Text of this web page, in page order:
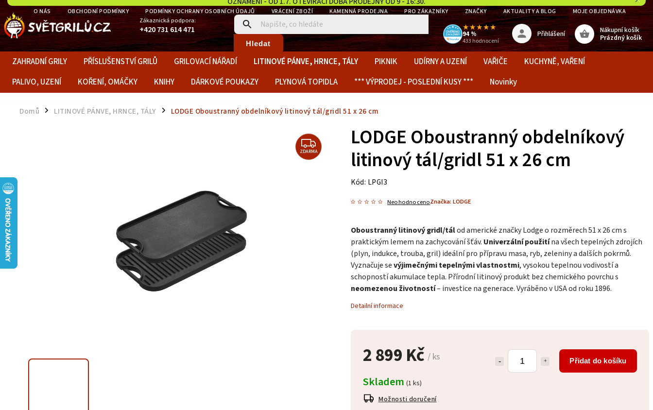
O NÁS OBCHODNÍ PODMÍNKY PODMÍNKY OCHRANY OSOBNÍCH ÚDAJŮ VRÁCENÍ ZBOŽÍ KAMENNÁ PRODEJNA PRO ZÁKAZNÍKY ZNAČKY AKTUALITY A BLOG MOJE OBJEDNÁVKA
Zákaznická podpora:
+420 731 614 471
Hledat
★★★★★
94 %
433 hodnocení
Nákupní košík
Prázdný košík
Přihlášení
ZAHRADNÍ GRILY PŘÍSLUŠENSTVÍ GRILŮ GRILOVACÍ NÁŘADÍ LITINOVÉ PÁNVE, HRNCE, TÁLY PIKNIK UDÍRNY A UZENÍ VAŘIČE
KUCHYNĚ, VAŘENÍ
PALIVO, UZENÍ
KOŘENÍ, OMÁČKY KNIHY DÁRKOVÉ POUKAZY PLYNOVÁ TOPIDLA *** VÝPRODEJ - POSLEDNÍ KUSY *** Novinky
Domů / LITINOVÉ PÁNVE, HRNCE, TÁLY / LODGE Oboustranný obdelníkový litinový tál/gridl 51 x 26 cm
ZDARMA
2 899 Kč/ ks Přidat do košíku
Skladem (1 ks)
Možnosti doručení
LODGE Oboustranný obdelníkový
litinový tál/gridl 51 x 26 cm
Kód: LPGI3
NeohodnocenoZnačka:LODGE
Oboustranný litinový gridl/tálod americké značky Lodge o rozměrech 51 x 26 cm s
praktickým lemem na zachycování šťáv. Univerzální použitína všech tepelných zdrojích
(plyn, indukce, trouba, gril) ideální pro přípravu masa, ryb, zeleniny a dalších pokrmů.
Vyznačuje sevýjimečnými tepelnými vlastnostmi, vysokou tepelnou vodivostí a
schopností akumulace tepla. Přírodní litinový produkt bez chemického povrchu s
neomezenou životností– investice na generace. Vyráběno v USA od roku 1896.
Detailní informace